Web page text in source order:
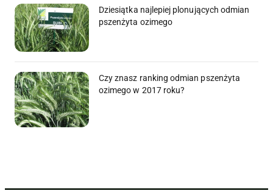
Dziesiątka najlepiej plonujących odmian
pszenżyta ozimego
Czy znasz ranking odmian pszenżyta
ozimego w 2017 roku?